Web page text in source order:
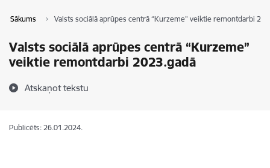
Sākums Valsts sociālā aprūpes centrā “Kurzeme” veiktie remontdarbi
Valsts sociālā aprūpes centrā “Kurzeme”
veiktie remontdarbi 2023.gadā
Atskaņot tekstu
Publicēts: 26.01.2024.